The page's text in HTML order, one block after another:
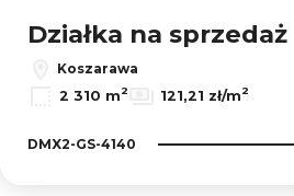
Działka na sprzedaż
Koszarawa
2 310 m2 121,21 zł/m2
DMX2-GS-4140